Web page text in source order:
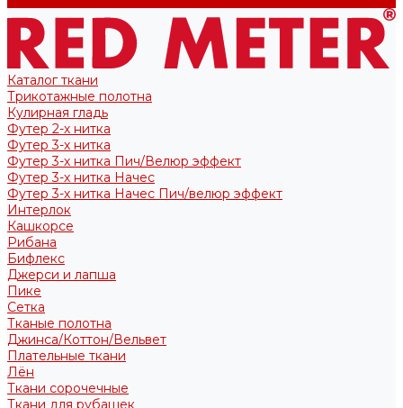
Каталог ткани
Трикотажные полотна
Кулирная гладь
Футер 2-х нитка
Футер 3-х нитка
Футер 3-х нитка Пич/Велюр эффект
Футер 3-х нитка Начес
Футер 3-х нитка Начес Пич/велюр эффект
Интерлок
Кашкорсе
Рибана
Бифлекс
Джерси и лапша
Пике
Сетка
Тканые полотна
Джинса/Коттон/Вельвет
Плательные ткани
Лён
Ткани сорочечные
Ткани для рубашек